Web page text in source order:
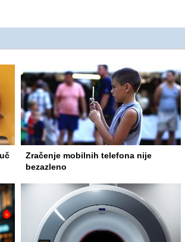
Zračenje mobilnih telefona nije
bezazleno